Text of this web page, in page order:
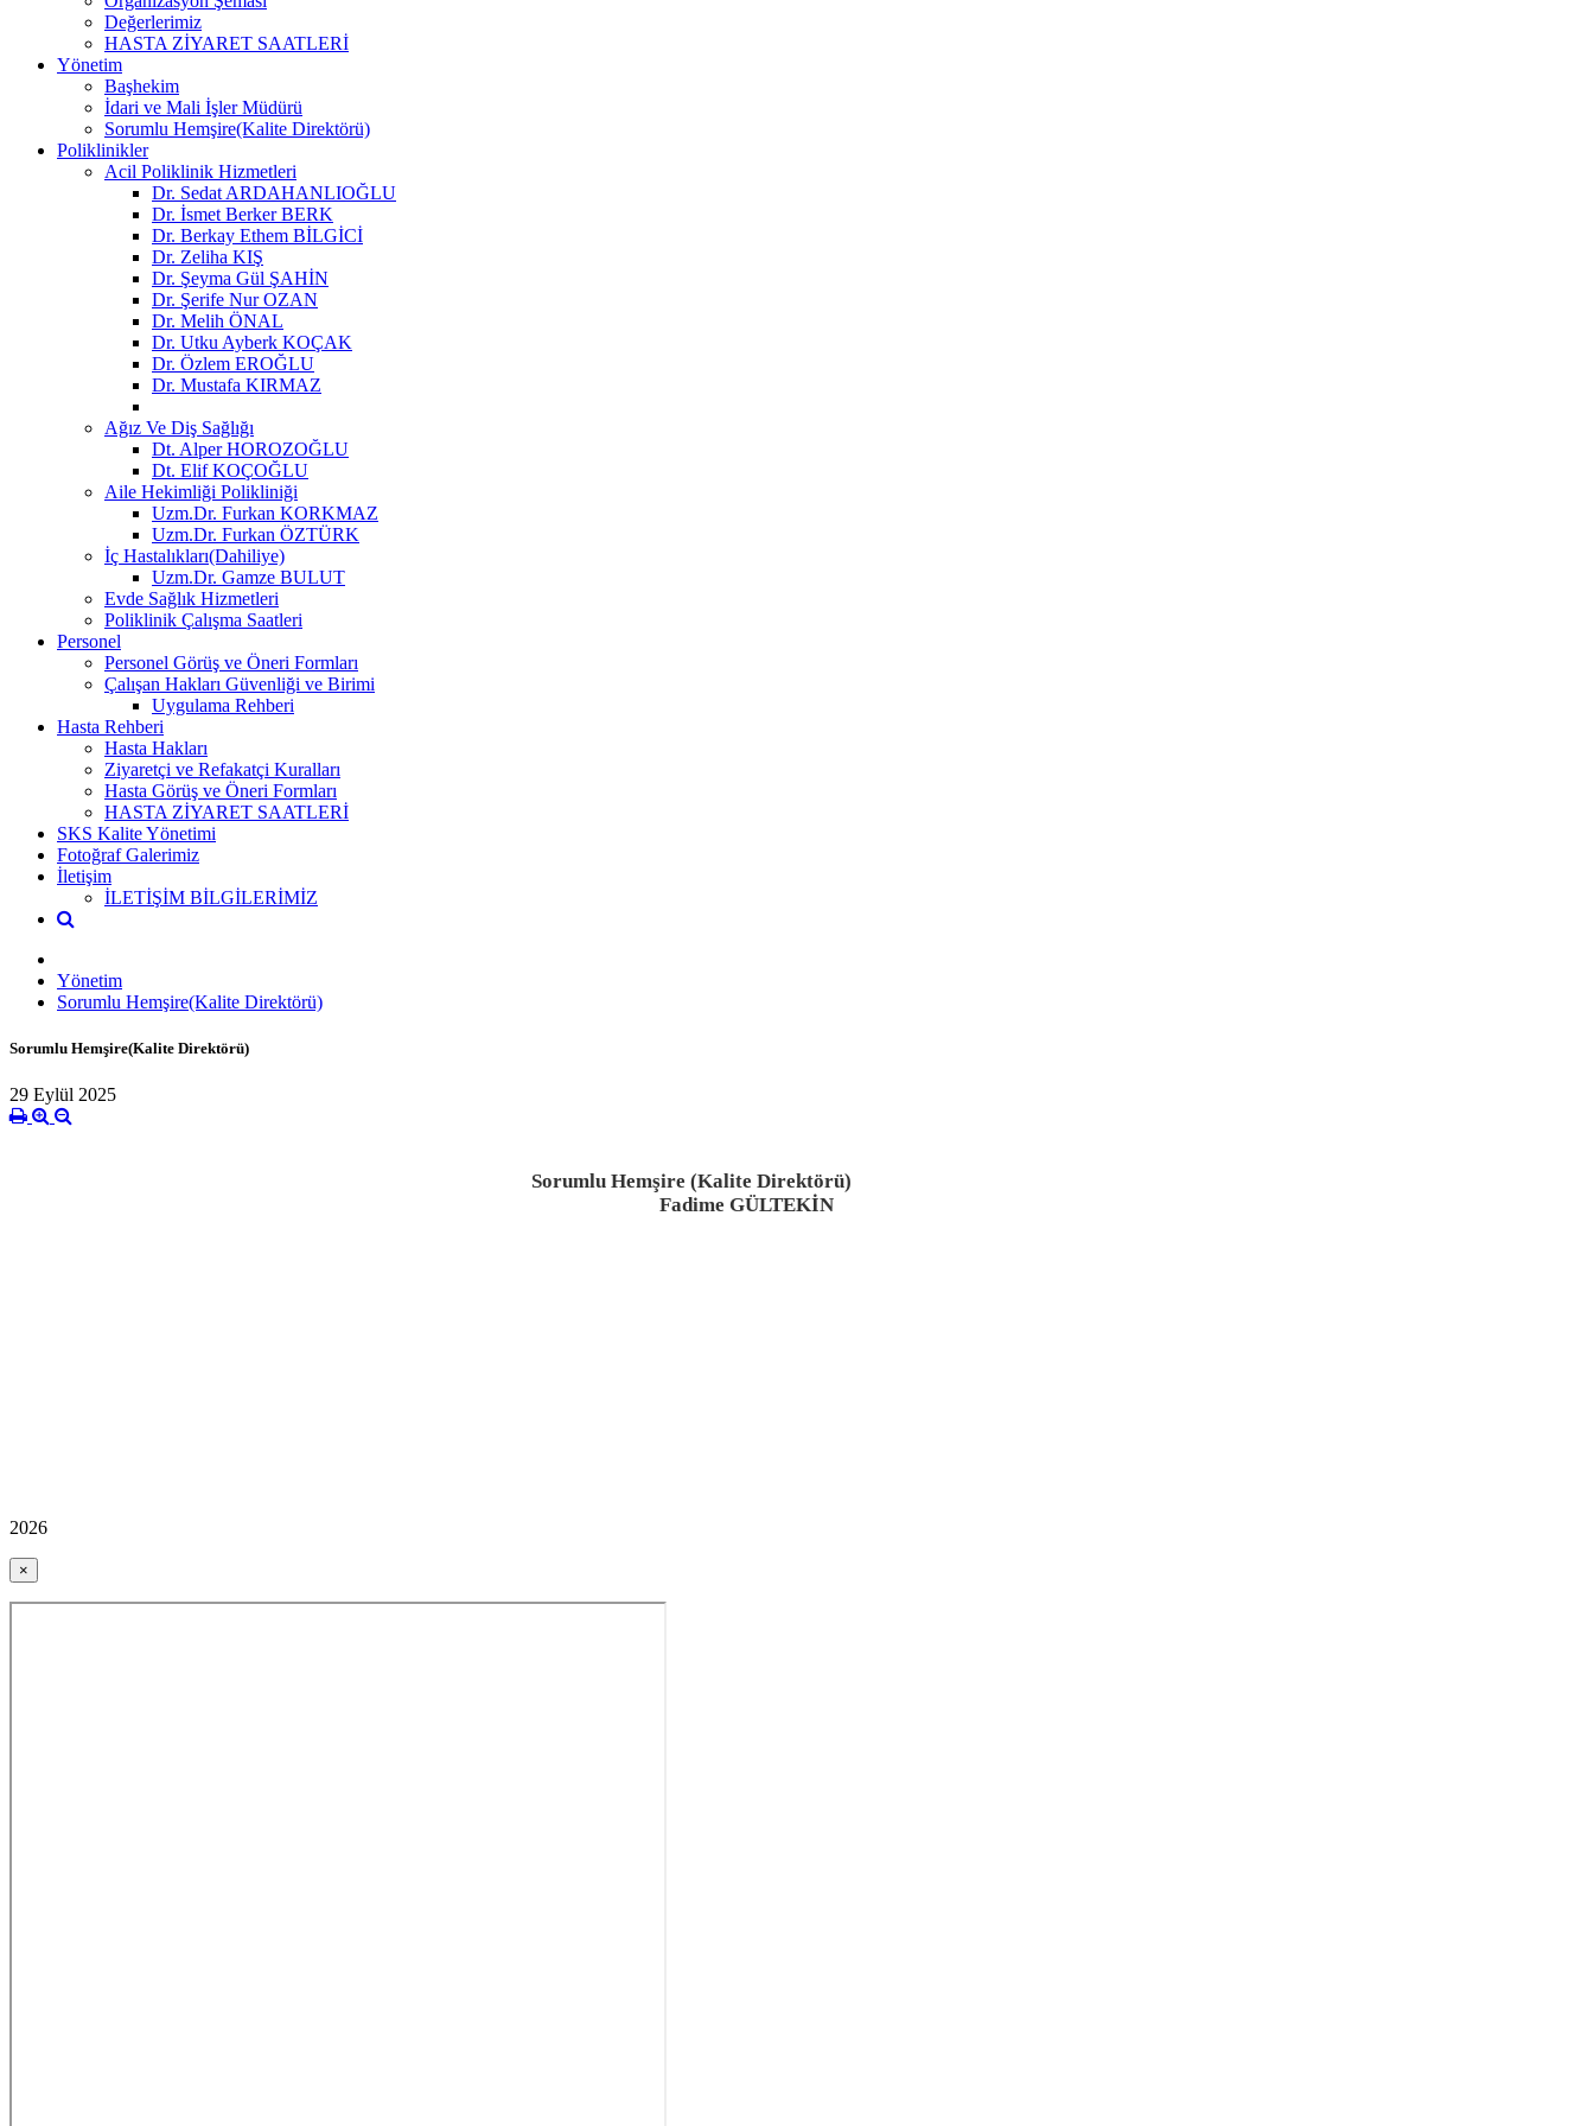
Değerlerimiz
HASTA ZİYARET SAATLERİ
Yönetim
Başhekim
İdari ve Mali İşler Müdürü
Sorumlu Hemşire(Kalite Direktörü)
Poliklinikler
Acil Poliklinik Hizmetleri
Dr. Sedat ARDAHANLIOĞLU
Dr. İsmet Berker BERK
Dr. Berkay Ethem BİLGİCİ
Dr. Zeliha KIŞ
Dr. Şeyma Gül ŞAHİN
Dr. Şerife Nur OZAN
Dr. Melih ÖNAL
Dr. Utku Ayberk KOÇAK
Dr. Özlem EROĞLU
Dr. Mustafa KIRMAZ
Ağız Ve Diş Sağlığı
Dt. Alper HOROZOĞLU
Dt. Elif KOÇOĞLU
Aile Hekimliği Polikliniği
Uzm.Dr. Furkan KORKMAZ
Uzm.Dr. Furkan ÖZTÜRK
İç Hastalıkları(Dahiliye)
Uzm.Dr. Gamze BULUT
Evde Sağlık Hizmetleri
Poliklinik Çalışma Saatleri
Personel
Personel Görüş ve Öneri Formları
Çalışan Hakları Güvenliği ve Birimi
Uygulama Rehberi
Hasta Rehberi
Hasta Hakları
Ziyaretçi ve Refakatçi Kuralları
Hasta Görüş ve Öneri Formları
HASTA ZİYARET SAATLERİ
SKS Kalite Yönetimi
Fotoğraf Galerimiz
İletişim
İLETİŞİM BİLGİLERİMİZ
Yönetim
Sorumlu Hemşire(Kalite Direktörü)
Sorumlu Hemşire(Kalite Direktörü)
29 Eylül 2025
Sorumlu Hemşire (Kalite Direktörü)
Fadime GÜLTEKİN
2026
×